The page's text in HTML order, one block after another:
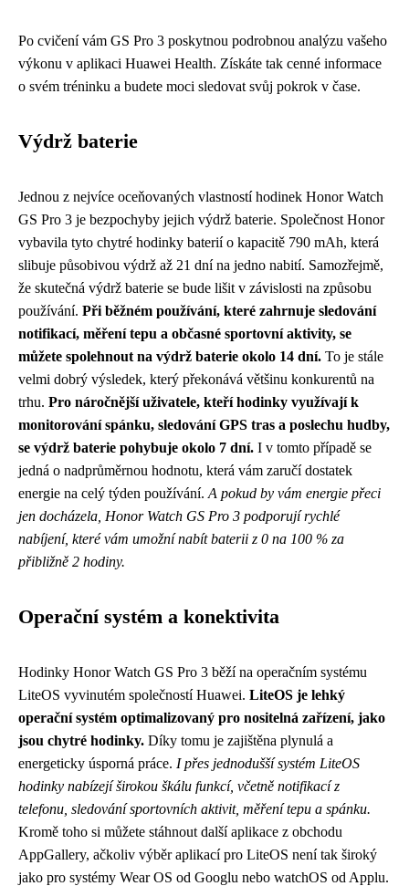
Po cvičení vám GS Pro 3 poskytnou podrobnou analýzu vašeho
výkonu v aplikaci Huawei Health. Získáte tak cenné informace
o svém tréninku a budete moci sledovat svůj pokrok v čase.
Výdrž baterie
Jednou z nejvíce oceňovaných vlastností hodinek Honor Watch
GS Pro 3 je bezpochyby jejich výdrž baterie. Společnost Honor
vybavila tyto chytré hodinky baterií o kapacitě 790 mAh, která
slibuje působivou výdrž až 21 dní na jedno nabití. Samozřejmě,
že skutečná výdrž baterie se bude lišit v závislosti na způsobu
používání. Při běžném používání, které zahrnuje sledování
notifikací, měření tepu a občasné sportovní aktivity, se
můžete spolehnout na výdrž baterie okolo 14 dní. To je stále
velmi dobrý výsledek, který překonává většinu konkurentů na
trhu. Pro náročnější uživatele, kteří hodinky využívají k
monitorování spánku, sledování GPS tras a poslechu hudby,
se výdrž baterie pohybuje okolo 7 dní. I v tomto případě se
jedná o nadprůměrnou hodnotu, která vám zaručí dostatek
energie na celý týden používání. A pokud by vám energie přeci
jen docházela, Honor Watch GS Pro 3 podporují rychlé
nabíjení, které vám umožní nabít baterii z 0 na 100 % za
přibližně 2 hodiny.
Operační systém a konektivita
Hodinky Honor Watch GS Pro 3 běží na operačním systému
LiteOS vyvinutém společností Huawei. LiteOS je lehký
operační systém optimalizovaný pro nositelná zařízení, jako
jsou chytré hodinky. Díky tomu je zajištěna plynulá a
energeticky úsporná práce. I přes jednodušší systém LiteOS
hodinky nabízejí širokou škálu funkcí, včetně notifikací z
telefonu, sledování sportovních aktivit, měření tepu a spánku.
Kromě toho si můžete stáhnout další aplikace z obchodu
AppGallery, ačkoliv výběr aplikací pro LiteOS není tak široký
jako pro systémy Wear OS od Googlu nebo watchOS od Applu.